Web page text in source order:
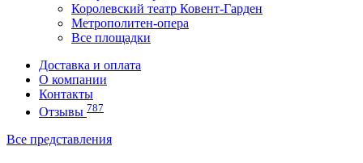
Королевский театр Ковент-Гарден
Метрополитен-опера
Все площадки
Доставка и оплата
О компании
Контакты
Отзывы 787
Все представления